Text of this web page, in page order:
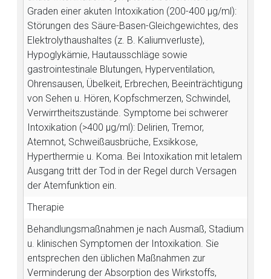
Graden einer akuten Intoxikation (200-400 μg/ml):
Störungen des Säure-Basen-Gleichgewichtes, des
Elektrolythaushaltes (z. B. Kaliumverluste),
Hypoglykämie, Hautausschläge sowie
gastrointestinale Blutungen, Hyperventilation,
Ohrensausen, Übelkeit, Erbrechen, Beeinträchtigung
von Sehen u. Hören, Kopfschmerzen, Schwindel,
Verwirrtheitszustände. Symptome bei schwerer
Intoxikation (>400 μg/ml): Delirien, Tremor,
Atemnot, Schweißausbrüche, Exsikkose,
Hyperthermie u. Koma. Bei Intoxikation mit letalem
Ausgang tritt der Tod in der Regel durch Versagen
der Atemfunktion ein.
Therapie
Behandlungsmaßnahmen je nach Ausmaß, Stadium
u. klinischen Symptomen der Intoxikation. Sie
entsprechen den üblichen Maßnahmen zur
Verminderung der Absorption des Wirkstoffs,